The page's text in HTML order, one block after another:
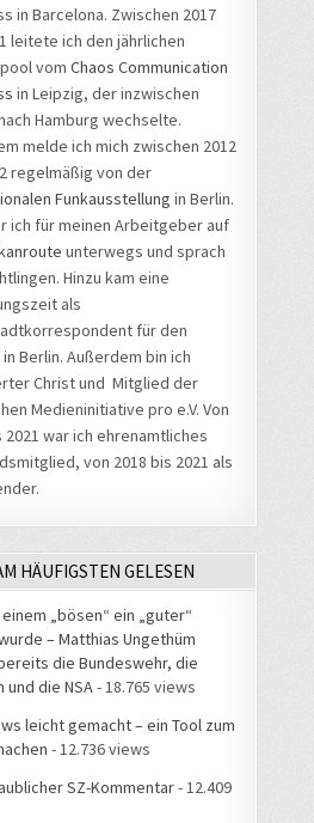
in Barcelona. Zwischen 2017
leitete ich den jährlichen
vom Chaos Communication
in Leipzig, der inzwischen
Hamburg wechselte.
melde ich mich zwischen 2012
regelmäßig von der
Funkausstellung in Berlin.
ich für meinen Arbeitgeber auf
unterwegs und sprach
Hinzu kam eine
als
für den
Berlin. Außerdem bin ich
Christ und Mitglied der
Medieninitiative pro e.V. Von
2021 war ich ehrenamtliches
von 2018 bis 2021 als
HÄUFIGSTEN GELESEN
„bösen“ ein „guter“
– Matthias Ungethüm
die Bundeswehr, die
und die NSA - 18.765 views
leicht gemacht – ein Tool zum
- 12.736 views
SZ-Kommentar- 12.409